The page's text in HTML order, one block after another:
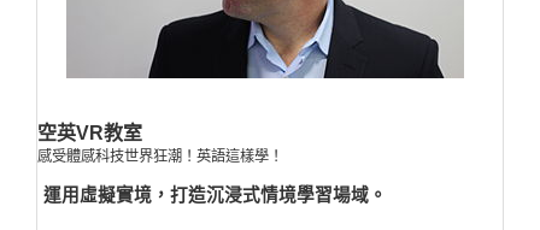
空英VR教室
感受體感科技世界狂潮！英語這樣學！
運用虛擬實境，打造沉浸式情境學習場域。